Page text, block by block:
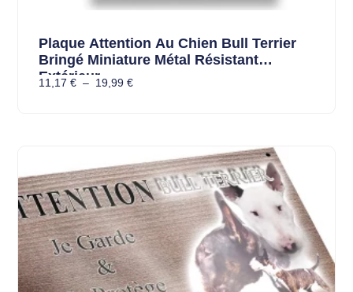
Plaque Attention Au Chien Bull Terrier
Bringé Miniature Métal Résistant
Extérieur
11,17 € – 19,99 €